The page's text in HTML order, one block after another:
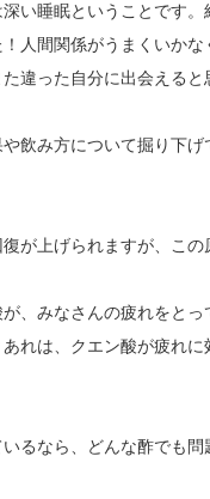
い睡眠ということです
人間関係がうまくいか
違った自分に出会えると
飲み方について掘り下げ
が上げられますが、この
、みなさんの疲れをと
れは、クエン酸が疲れに
るなら、どんな酢でも問